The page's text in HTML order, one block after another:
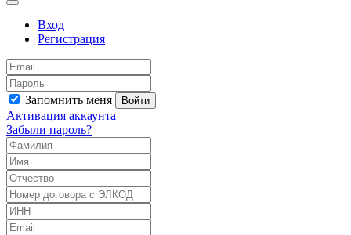
Вход
Регистрация
Запомнить меня Войти
Активация аккаунта
Забыли пароль?